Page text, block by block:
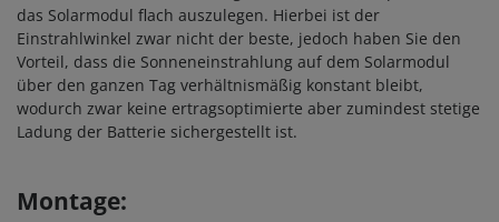
das Solarmodul flach auszulegen. Hierbei ist der
Einstrahlwinkel zwar nicht der beste, jedoch haben Sie den
Vorteil, dass die Sonneneinstrahlung auf dem Solarmodul
über den ganzen Tag verhältnismäßig konstant bleibt,
wodurch zwar keine ertragsoptimierte aber zumindest stetige
Ladung der Batterie sichergestellt ist.
Montage: